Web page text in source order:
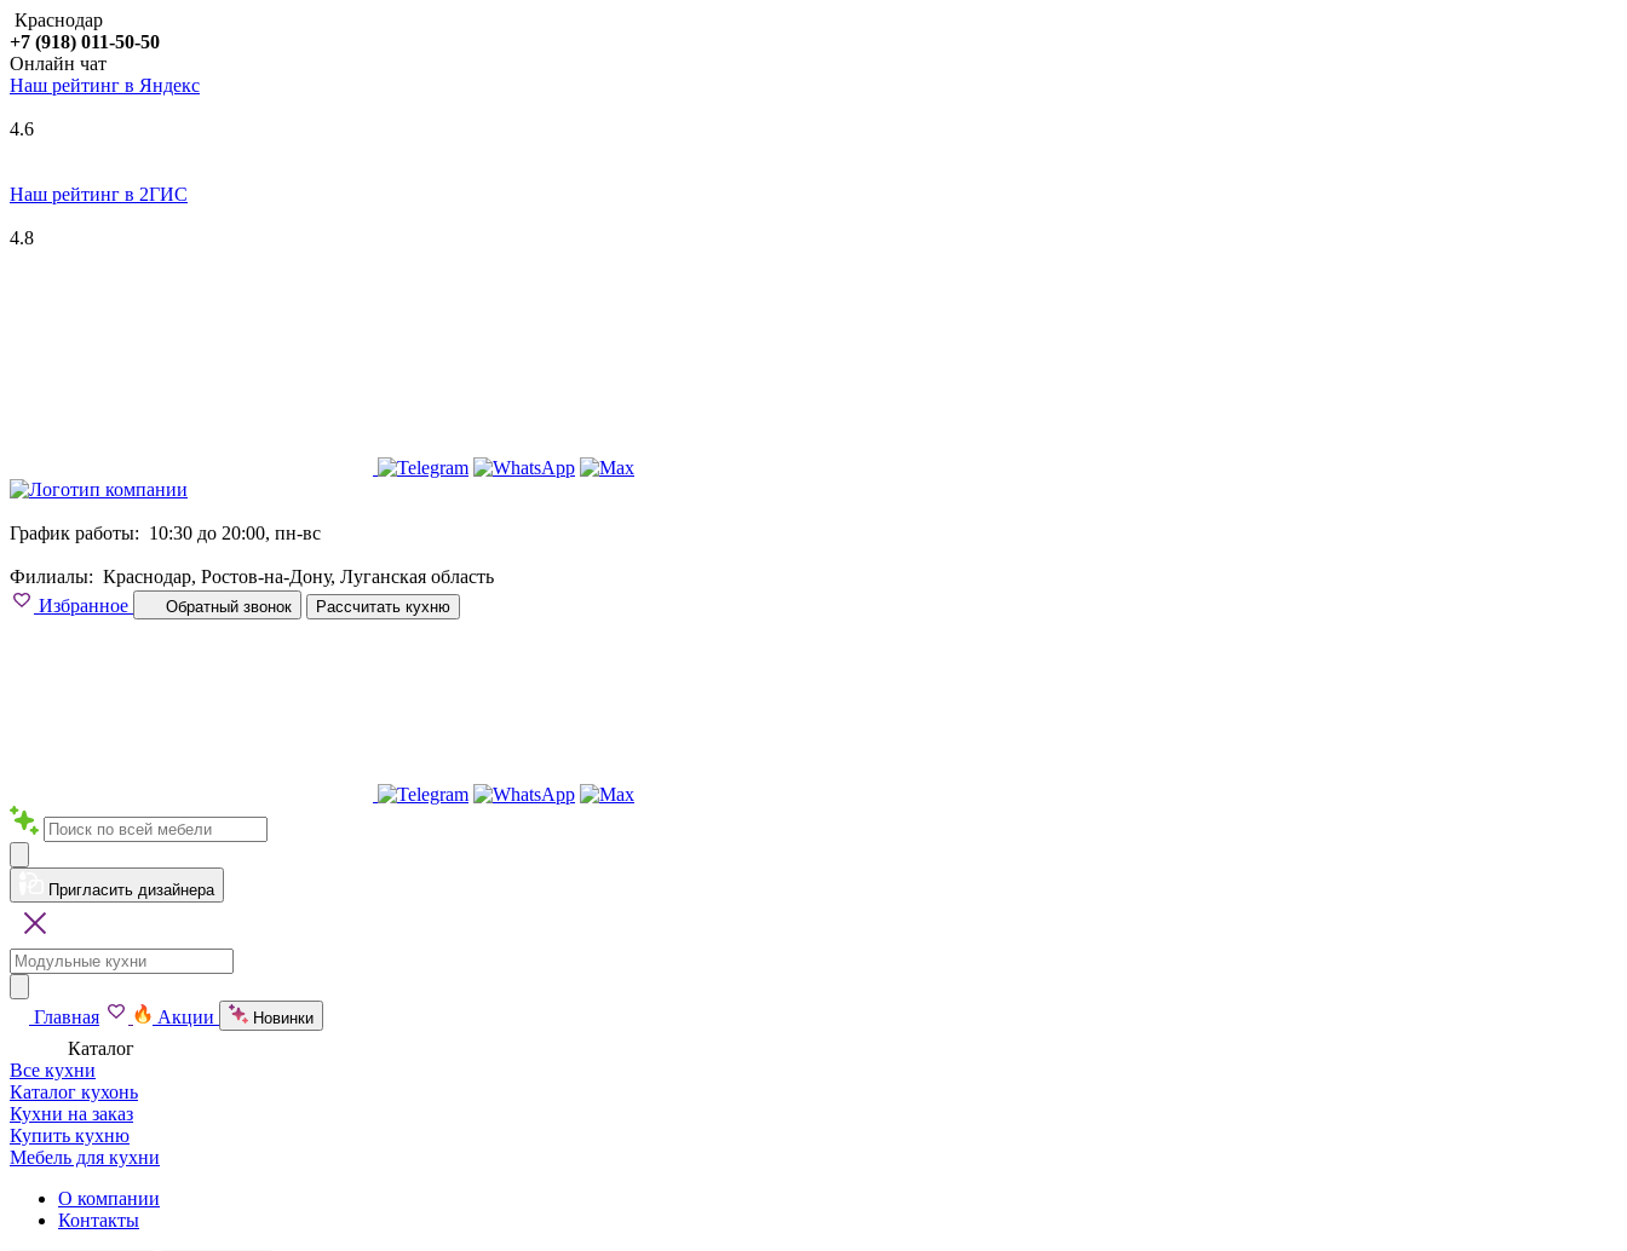
Краснодар
+7 (918) 011-50-50
Онлайн чат
Наш рейтинг в Яндекс
4.6
Наш рейтинг в 2ГИС
4.8
График работы: 10:30 до 20:00, пн-вс
Филиалы: Краснодар, Ростов-на-Дону, Луганская область
Избранное
Обратный звонок Рассчитать кухню
Пригласить дизайнера
Главная Акции Новинки
Каталог
Все кухни
Каталог кухонь
Кухни на заказ
Купить кухню
Мебель для кухни
О компании
Контакты